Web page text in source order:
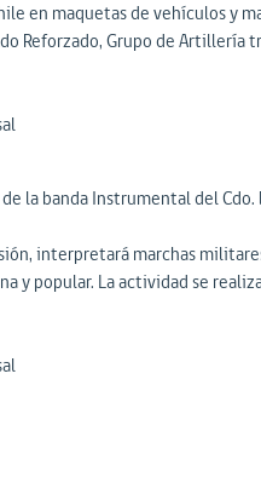
en maquetas de vehículos y
Reforzado, Grupo de Artillería
la banda Instrumental del Cdo.
interpretará marchas
popular. La actividad se